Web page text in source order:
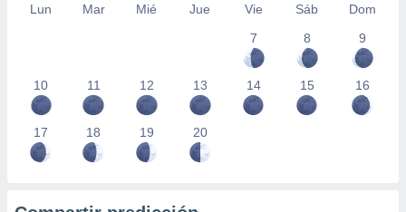
Lun Mar Mié Jue Vie Sáb
Dom
7
8 9
10 11 12 13 14 15 16
17 18 19 20